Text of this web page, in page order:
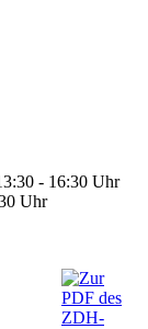
- 16:30 Uhr
Uhr